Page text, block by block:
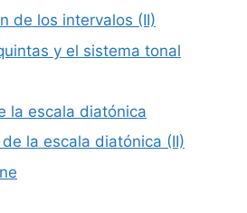
de los intervalos (II)
y el sistema tonal
la escala diatónica
la escala diatónica (II)